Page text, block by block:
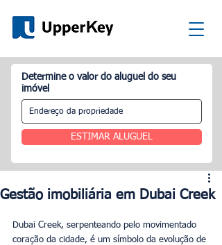
Determine o valor do aluguel do seu
imóvel
ESTIMAR ALUGUEL
Gestão imobiliária em Dubai Creek
Dubai Creek, serpenteando pelo movimentado
coração da cidade, é um símbolo da evolução de